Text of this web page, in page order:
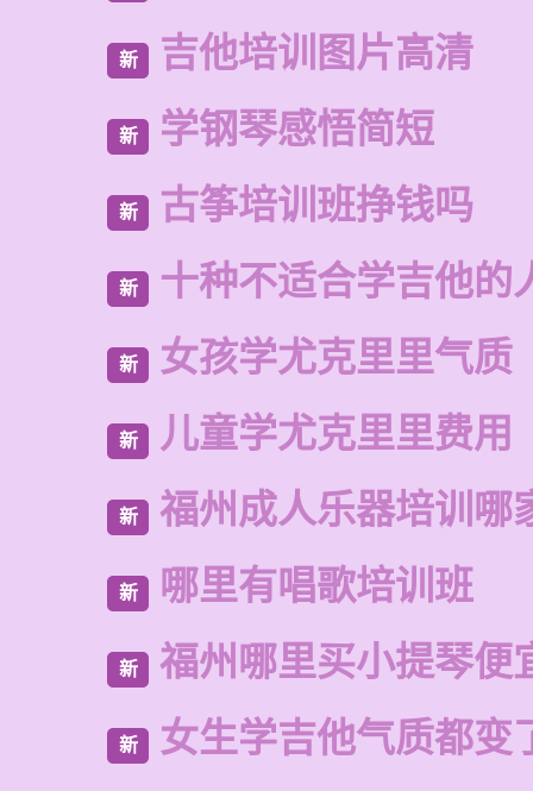
新 吉他培训图片高清
新 学钢琴感悟简短
新 古筝培训班挣钱吗
新 十种不适合学吉他的
新 女孩学尤克里里气质
新 儿童学尤克里里费用
新 福州成人乐器培训哪
新 哪里有唱歌培训班
新 福州哪里买小提琴便
新 女生学吉他气质都变